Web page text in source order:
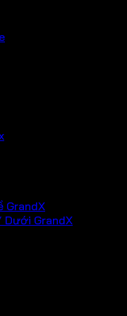
GrandX
Dưới GrandX